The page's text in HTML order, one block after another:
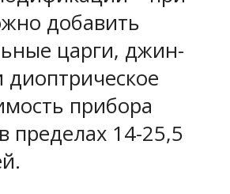
добавить
царги, джин-
диоптрическое
прибора
пределах 14-25,5